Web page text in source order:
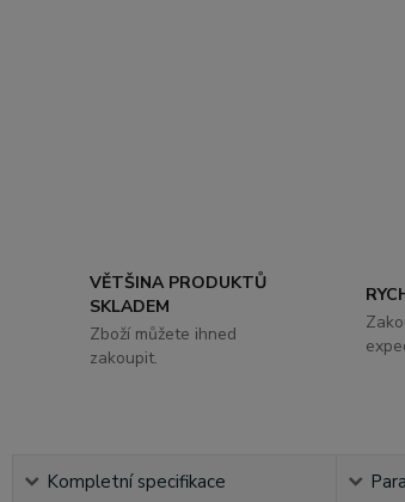
VĚTŠINA PRODUKTŮ
SKLADEM
Zboží můžete ihned
zakoupit.
Kompletní specifikace